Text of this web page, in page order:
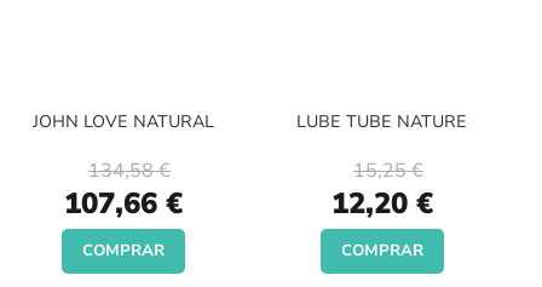
JOHN LOVE NATURAL
Special
Price
107,66 €
134,58 €
COMPRAR
LUBE TUBE NATURE
Special
Price
12,20 €
15,25 €
COMPRAR